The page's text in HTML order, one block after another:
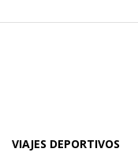
VIAJES DEPORTIVOS